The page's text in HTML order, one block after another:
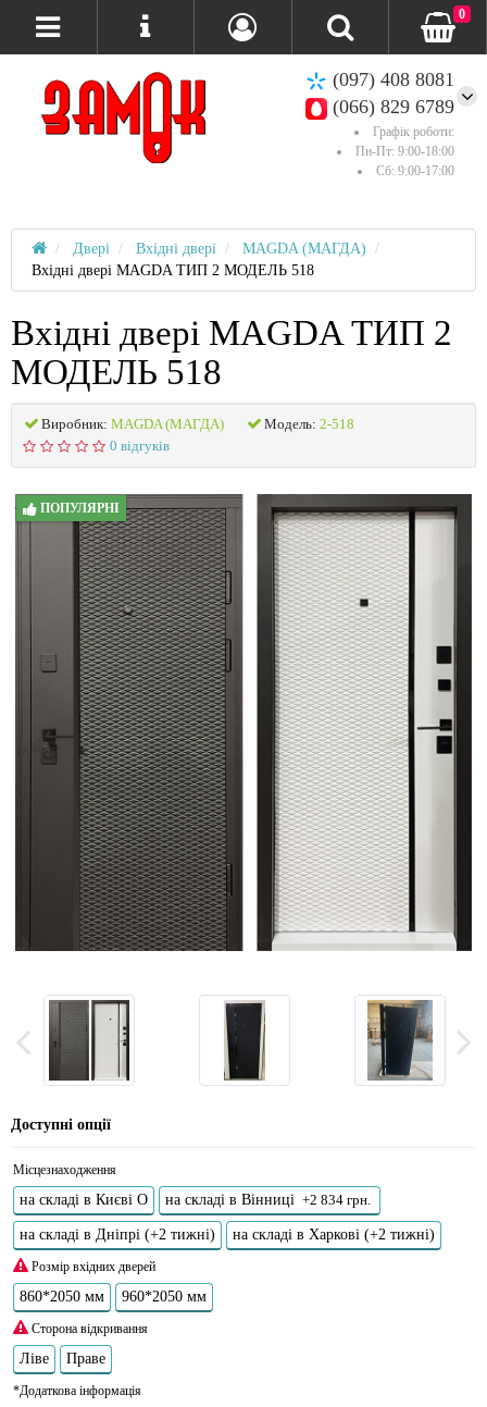
(097) 408 8081
(066) 829 6789
Графік роботи:
Пн-Пт: 9:00-18:00
Сб: 9:00-17:00
0
Двері Вхідні двері
MAGDA (МАГДА)
Вхідні двері MAGDA ТИП 2 МОДЕЛЬ 518
Вхідні двері MAGDA ТИП 2
МОДЕЛЬ 518
Виробник: MAGDA (МАГДА) Модель: 2-518
0 відгуків
ПОПУЛЯРНІ
Доступні опції
Місцезнаходження
на складі в Києві О на складі в Вінниці +2 834 грн.
на складі в Дніпрі (+2 тижні) на складі в Харкові (+2 тижні)
Розмір вхідних дверей
860*2050 мм 960*2050 мм
Сторона відкривання
Ліве Праве
*Додаткова інформація